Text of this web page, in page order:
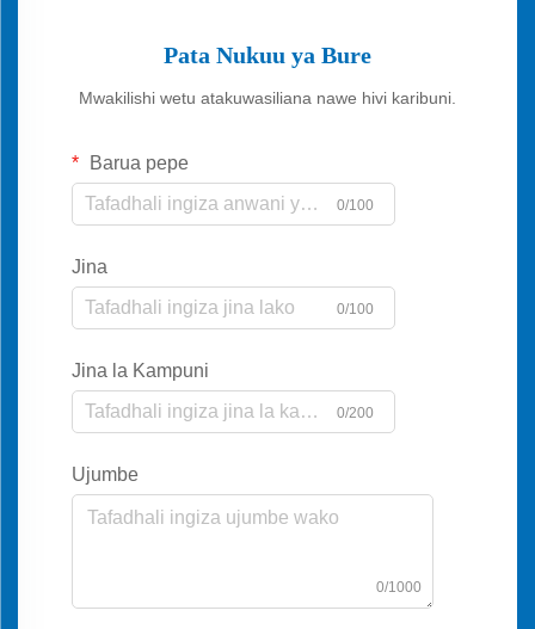
Pata Nukuu ya Bure
Mwakilishi wetu atakuwasiliana nawe hivi karibuni.
Barua pepe
0/100
Jina
0/100
Jina la Kampuni
0/200
Ujumbe
0/1000